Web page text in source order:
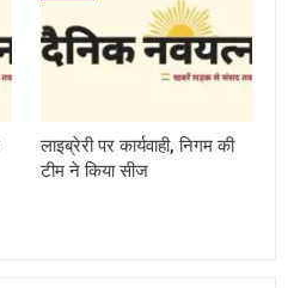
लाइब्रेरी पर कार्यवाही, निगम की
टीम ने किया सीज